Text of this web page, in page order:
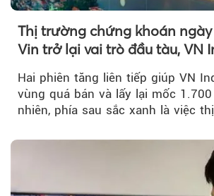
Thị trường chứng khoán
Vin trở lại vai trò đầu tàu, VN
Hai phiên tăng liên tiếp giúp VN
vùng quá bán và lấy lại mốc
nhiên, phía sau sắc xanh là việc
tiền vẫn chưa thực sự trở lại.